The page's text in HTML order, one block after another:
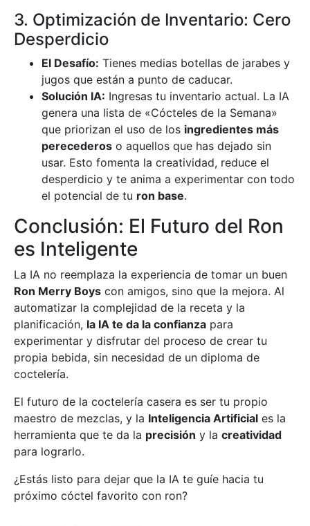
3. Optimización de Inventario: Cero
Desperdicio
El Desafío: Tienes medias botellas de jarabes y
jugos que están a punto de caducar.
Solución IA: Ingresas tu inventario actual. La IA
genera una lista de «Cócteles de la Semana»
que priorizan el uso de los ingredientes más
perecederos o aquellos que has dejado sin
usar. Esto fomenta la creatividad, reduce el
desperdicio y te anima a experimentar con todo
el potencial de tu ron base.
Conclusión: El Futuro del Ron
es Inteligente
La IA no reemplaza la experiencia de tomar un buen
Ron Merry Boys con amigos, sino que la mejora. Al
automatizar la complejidad de la receta y la
planificación, la IA te da la confianza para
experimentar y disfrutar del proceso de crear tu
propia bebida, sin necesidad de un diploma de
coctelería.
El futuro de la coctelería casera es ser tu propio
maestro de mezclas, y la Inteligencia Artificial es la
herramienta que te da la precisión y la creatividad
para lograrlo.
¿Estás listo para dejar que la IA te guíe hacia tu
próximo cóctel favorito con ron?